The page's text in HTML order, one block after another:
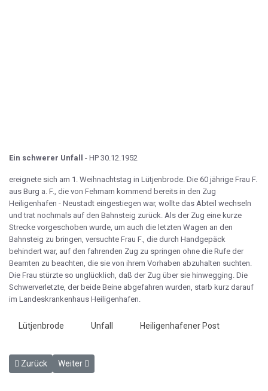
Ein schwerer Unfall - HP 30.12.1952
ereignete sich am 1. Weihnachtstag in Lütjenbrode. Die 60 jährige Frau F.
aus Burg a. F., die von Fehmarn kommend bereits in den Zug
Heiligenhafen - Neustadt eingestiegen war, wollte das Abteil wechseln
und trat nochmals auf den Bahnsteig zurück. Als der Zug eine kurze
Strecke vorgeschoben wurde, um auch die letzten Wagen an den
Bahnsteig zu bringen, versuchte Frau F., die durch Handgepäck
behindert war, auf den fahrenden Zug zu springen ohne die Rufe der
Beamten zu beachten, die sie von ihrem Vorhaben abzuhalten suchten.
Die Frau stürzte so unglücklich, daß der Zug über sie hinwegging. Die
Schwerverletzte, der beide Beine abgefahren wurden, starb kurz darauf
im Landeskrankenhaus Heiligenhafen.
Lütjenbrode Unfall Heiligenhafener Post
Vorheriger Beitrag: Lütjenbrode umgangen - HP 16.12.1952
Zurück Nächster Beitrag: Die Eisenbahner feiern Kappenfest -
Weiter